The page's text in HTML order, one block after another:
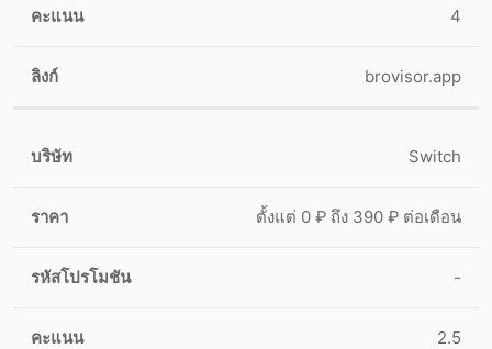
4
brovisor.app
Switch
ตั้งแต่ 0 ₽ ถึง 390 ₽ ต่อเดือน
-
2.5